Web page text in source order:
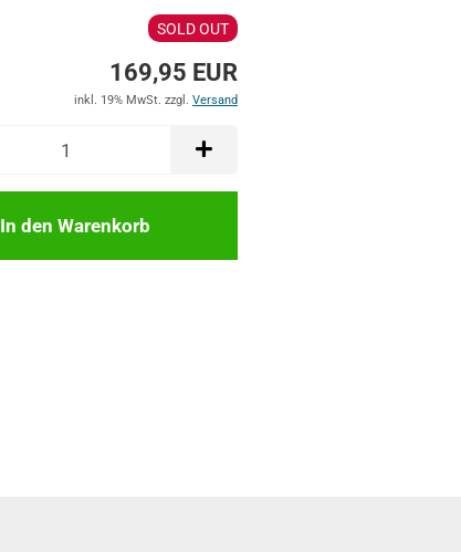
SOLD OUT
169,95 EUR
inkl. 19% MwSt. zzgl. Versand
In den Warenkorb